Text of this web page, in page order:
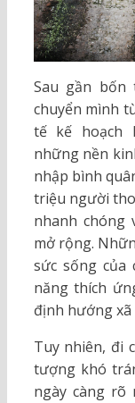
Sau gần bốn
chuyển mình
tế kế hoạch
những nền
nhập bình
triệu người
nhanh
mở rộng.
sức sống của
năng thích
định hướng xã
Tuy nhiên, đi
tượng khó
ngày càng rõ